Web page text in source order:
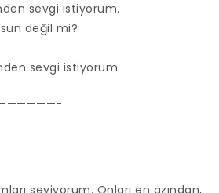
sevgi istiyorum.
değil mi?
sevgi istiyorum.
seviyorum. Onları en azından,